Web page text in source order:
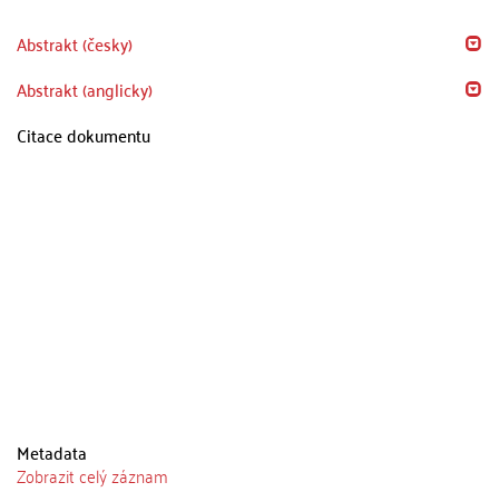
Abstrakt (česky)
Abstrakt (anglicky)
Citace dokumentu
Metadata
Zobrazit celý záznam